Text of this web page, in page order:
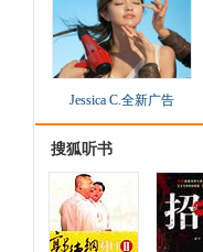
Jessica C.全新广告
搜狐听书